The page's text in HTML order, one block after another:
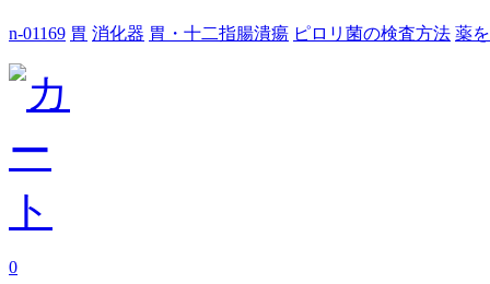
n-01169 胃 消化器 胃・十二指腸潰瘍 ピロリ菌の検査方法 薬
0